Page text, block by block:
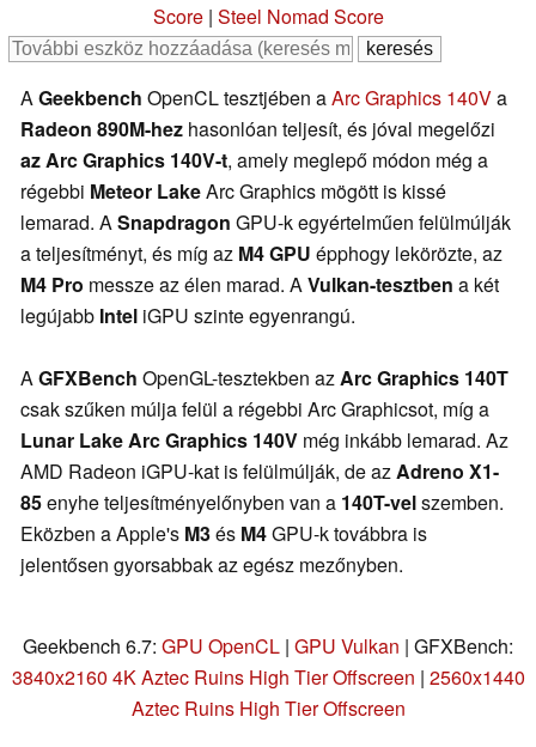
Score| Steel Nomad Score
AGeekbench OpenCL tesztjében aArc Graphics 140Va
Radeon 890M-hez hasonlóan teljesít, és jóval megelőzi
az Arc Graphics 140V-t, amely meglepő módon még a
régebbi Meteor LakeArc Graphics mögött is kissé
lemarad. ASnapdragon GPU-k egyértelműen felülmúlják
a teljesítményt, és míg az M4 GPU épphogy lekörözte, az
M4 Pro messze az élen marad. AVulkan-tesztben a két
legújabb Intel iGPU szinte egyenrangú.
AGFXBench OpenGL-tesztekben azArc Graphics 140T
csak szűken múlja felül a régebbi Arc Graphicsot, míg a
Lunar Lake Arc Graphics 140V még inkább lemarad. Az
AMD Radeon iGPU-kat is felülmúlják, de azAdreno X1-
85enyhe teljesítményelőnyben van a 140T-velszemben.
Eközben a Apple's M3és M4GPU-k továbbra is
jelentősen gyorsabbak az egész mezőnyben.
Geekbench 6.7: GPU OpenCL | GPU Vulkan | GFXBench:
3840x2160 4K Aztec Ruins High Tier Offscreen | 2560x1440
Aztec Ruins High Tier Offscreen